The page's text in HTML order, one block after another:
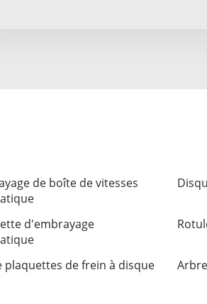
de boîte de vitesses
d'embrayage
plaquettes de frein à disque